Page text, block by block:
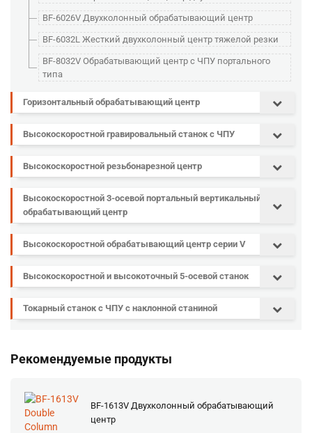
BF-6026V Двухколонный обрабатывающий центр
BF-6032L Жесткий двухколонный центр тяжелой резки
BF-8032V Обрабатывающий центр с ЧПУ портального
типа
Горизонтальный обрабатывающий центр
Высокоскоростной гравировальный станок с ЧПУ
Высокоскоростной резьбонарезной центр
Высокоскоростной 3-осевой портальный вертикальный
обрабатывающий центр
Высокоскоростной обрабатывающий центр серии V
Высокоскоростной и высокоточный 5-осевой станок
Токарный станок с ЧПУ с наклонной станиной
Рекомендуемые продукты
BF-1613V Двухколонный обрабатывающий
центр